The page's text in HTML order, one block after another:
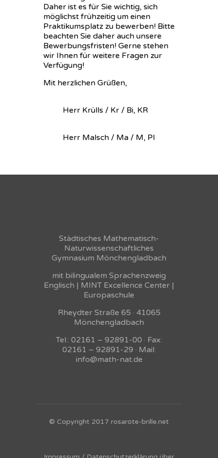
Daher ist es für Sie wichtig, sich
möglichst frühzeitig um einen
Praktikumsplatz zu bewerben! Bitte
beachten Sie daher auch unsere
Bewerbungsfristen! Gerne stehen
wir Ihnen für weitere Fragen zur
Verfügung!
Mit herzlichen Grüßen,
Herr Krülls / Kr / Bi, KR
Herr Malsch / Ma / M, Pl
Städtisches Mathematisch-
Naturwissenschaftliches
Gymnasium Mönchengladbach
mit bilingualem Sprachenzweig
Englisch | MINT Excellence Center |
Europaschule
Rheydter Straße 65 · 41065
Mönchengladbach
Tel.: 02161 – 92891-00 · Fax:
02161 – 92891-29 · Mail:
info@math-nat.de
© Copyright 2017 rosarote-brille.net